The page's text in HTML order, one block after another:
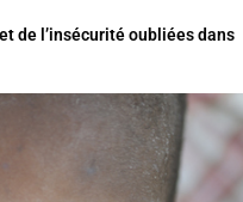
de l’insécurité oubliées dans